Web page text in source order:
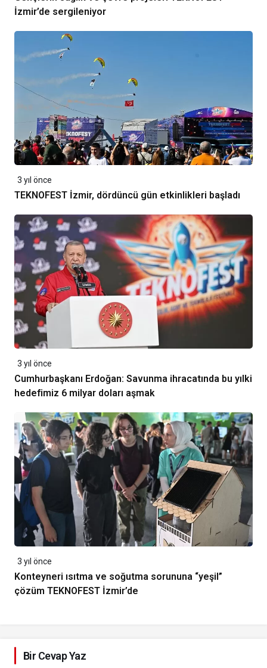
İzmir’de sergileniyor
3 yıl önce
TEKNOFEST İzmir, dördüncü gün etkinlikleri başladı
3 yıl önce
Cumhurbaşkanı Erdoğan: Savunma ihracatında bu yılki
hedefimiz 6 milyar doları aşmak
3 yıl önce
Konteyneri ısıtma ve soğutma sorununa “yeşil”
çözüm TEKNOFEST İzmir’de
Bir Cevap Yaz